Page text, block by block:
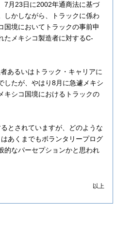
7月23日に2002年通商法に基づ
しかしながら、トラックに係わ
国境においてトラックの事前申
たメキシコ製造者に対するC-
あるいはトラック・キャリアに
したが、やはり8月に急遽メキシ
キシコ国境におけるトラックの
とされていますが、どのような
あくまでもボランタリープログ
的なパーセプションかと思われ
以上